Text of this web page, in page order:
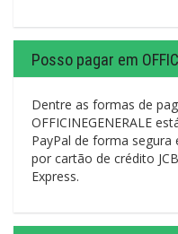
Posso pagar em
Dentre as formas de
OFFICINEGENERALE
PayPal de forma
por cartão de crédito
Express.